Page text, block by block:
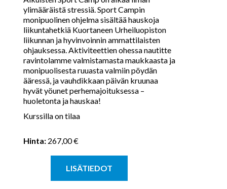
ylimääräistä stressiä. Sport Campin
monipuolinen ohjelma sisältää hauskoja
liikuntahetkiä Kuortaneen Urheiluopiston
liikunnan ja hyvinvoinnin ammattilaisten
ohjauksessa. Aktiviteettien ohessa nautitte
ravintolamme valmistamasta maukkaasta ja
monipuolisesta ruuasta valmiin pöydän
ääressä, ja vauhdikkaan päivän kruunaa
hyvät yöunet perhemajoituksessa –
huoletonta ja hauskaa!​
Kurssilla on tilaa
Hinta: 267,00 €
LISÄTIEDOT